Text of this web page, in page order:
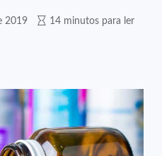
2019 14 minutos para ler